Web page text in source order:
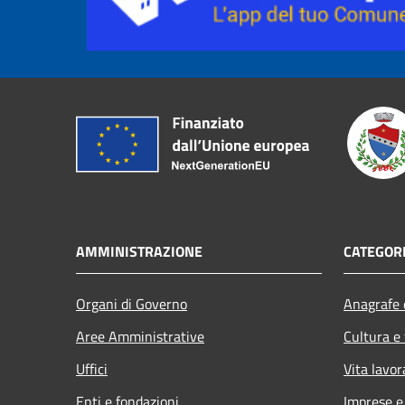
AMMINISTRAZIONE
Organi di Governo
Aree Amministrative
Uffici
Cultura
Vita